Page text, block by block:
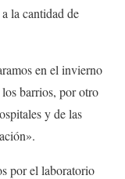
la cantidad de
en el invierno
los barrios, por otro
y de las
por el laboratorio